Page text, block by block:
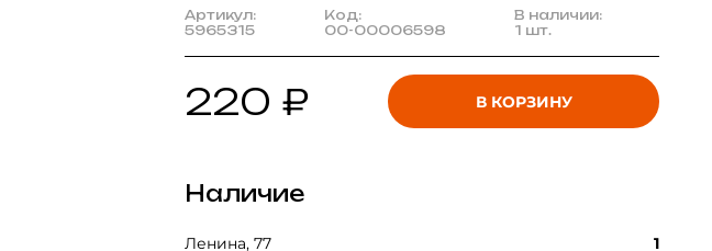
Артикул:
5965315
Код:
00-00006598
В наличии:
1 шт.
220 ₽ В КОРЗИНУ
Наличие
Ленина, 77 1